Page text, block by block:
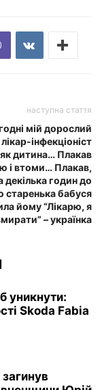
наступна стаття
мій дорослий
інфекціоніст
дитина… Плакав
і втоми… Плакав,
декілька годин до
старенька бабуся
йому “Лікарю, я
– українка
уникнути:
Skoda Fabia